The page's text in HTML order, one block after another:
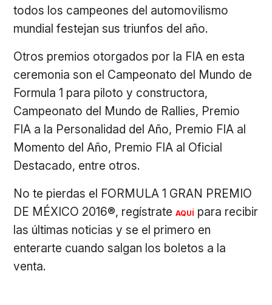
todos los campeones del automovilismo
mundial festejan sus triunfos del año.
Otros premios otorgados por la FIA en esta
ceremonia son el Campeonato del Mundo de
Formula 1 para piloto y constructora,
Campeonato del Mundo de Rallies, Premio
FIA a la Personalidad del Año, Premio FIA al
Momento del Año, Premio FIA al Oficial
Destacado, entre otros.
No te pierdas el FORMULA 1 GRAN PREMIO
DE MÉXICO 2016®, regístrateAQUÍ para recibir
las últimas noticias y se el primero en
enterarte cuando salgan los boletos a la
venta.